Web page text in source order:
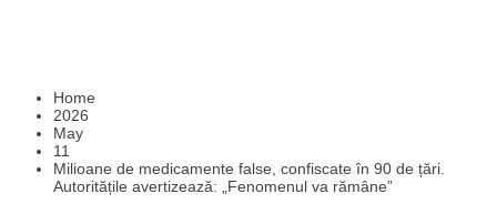
Home
2026
May
11
Milioane de medicamente false, confiscate în 90 de țări.
Autoritățile avertizează: „Fenomenul va rămâne”